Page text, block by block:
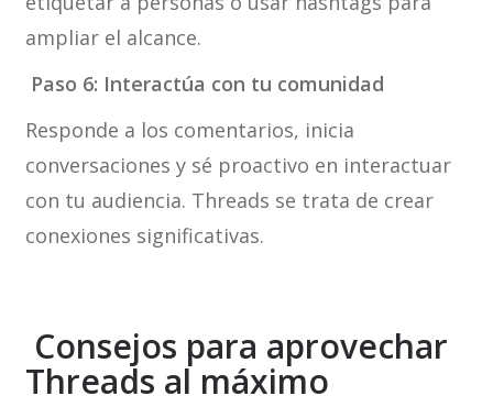
ampliar el alcance.
Paso 6: Interactúa con tu comunidad
Responde a los comentarios, inicia
conversaciones y sé proactivo en interactuar
con tu audiencia. Threads se trata de crear
conexiones significativas.
Consejos para aprovechar
Threads al máximo